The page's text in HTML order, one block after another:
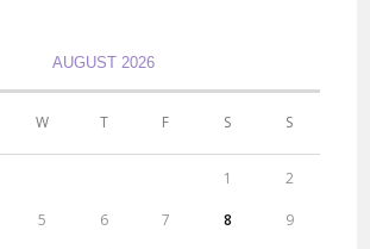
AUGUST 2026
W T F S S
1 2
5 6 7 8 9